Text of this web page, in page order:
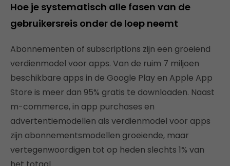
Hoe je systematisch alle fasen van de
gebruikersreis onder de loep neemt
Abonnementen of subscriptions zijn een groeiend
verdienmodel voor apps. Van de ruim 7 miljoen
beschikbare apps in de Google Play en Apple App
Store is meer dan 95% gratis te downloaden. Naast
m-commerce, in app purchases en
advertentiemodellen als verdienmodel voor apps
zijn abonnementsmodellen groeiende, maar
vertegenwoordigen tot op heden slechts 1% van